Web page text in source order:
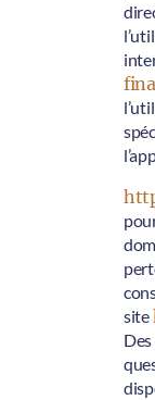
site